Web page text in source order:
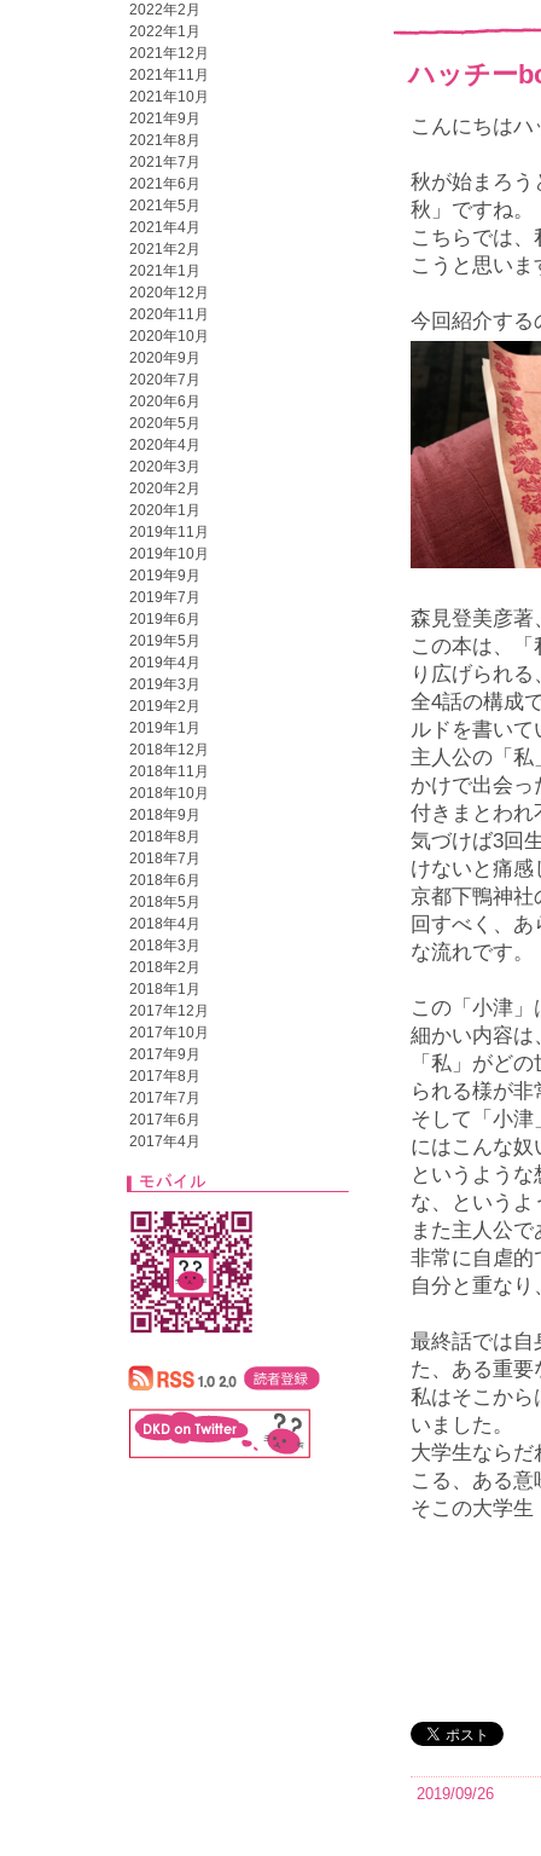
ハッチー
こんにちは
秋が始まろう
秋」ですね。
こちらでは
こうと思いま
今回紹介する
森見登美彦著
この本は、
り広げられ
全4話の構成
ルドを書いて
主人公の「
かけで出会っ
付きまとわれ
気づけば3回
けないと痛感
京都下鴨神
回すべく、
な流れです。
この「小津
細かい内容は
「私」がど
られる様が
そして「小
にはこんな奴
というよう
な、というよ
また主人公
非常に自虐的
自分と重な
最終話では自
た、ある重
私はそこから
いました。
大学生なら
こる、ある
そこの大学
2019/09/26
2022年2月
2022年1月
2021年12月
2021年11月
2021年10月
2021年9月
2021年8月
2021年7月
2021年6月
2021年5月
2021年4月
2021年2月
2021年1月
2020年12月
2020年11月
2020年10月
2020年9月
2020年7月
2020年6月
2020年5月
2020年4月
2020年3月
2020年2月
2020年1月
2019年11月
2019年10月
2019年9月
2019年7月
2019年6月
2019年5月
2019年4月
2019年3月
2019年2月
2019年1月
2018年12月
2018年11月
2018年10月
2018年9月
2018年8月
2018年7月
2018年6月
2018年5月
2018年4月
2018年3月
2018年2月
2018年1月
2017年12月
2017年10月
2017年9月
2017年8月
2017年7月
2017年6月
2017年4月